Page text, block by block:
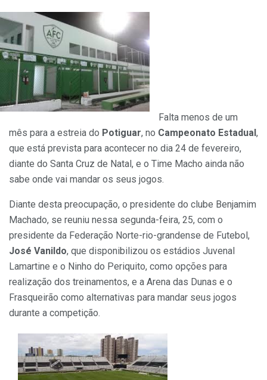
Falta menos de um
mês para a estreia do Potiguar, no Campeonato Estadual,
que está prevista para acontecer no dia 24 de fevereiro,
diante do Santa Cruz de Natal, e o Time Macho ainda não
sabe onde vai mandar os seus jogos.
Diante desta preocupação, o presidente do clube Benjamim
Machado, se reuniu nessa segunda-feira, 25, com o
presidente da Federação Norte-rio-grandense de Futebol,
José Vanildo, que disponibilizou os estádios Juvenal
Lamartine e o Ninho do Periquito, como opções para
realização dos treinamentos, e a Arena das Dunas e o
Frasqueirão como alternativas para mandar seus jogos
durante a competição.